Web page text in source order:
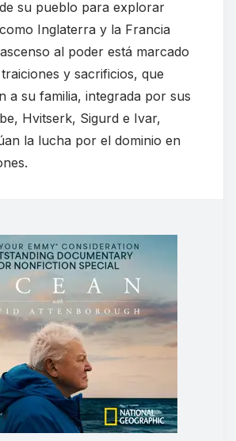
su pueblo para explorar
Inglaterra y la Francia
al poder está marcado
y sacrificios, que
a su familia, integrada por sus
Hvitserk, Sigurd e Ivar,
la lucha por el dominio en